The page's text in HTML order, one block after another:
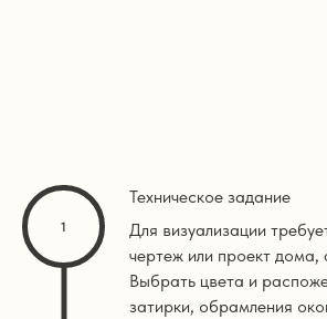
Техническое задание
Для визуализации
чертеж или проект дома,
Выбрать цвета и
затирки, обрамления